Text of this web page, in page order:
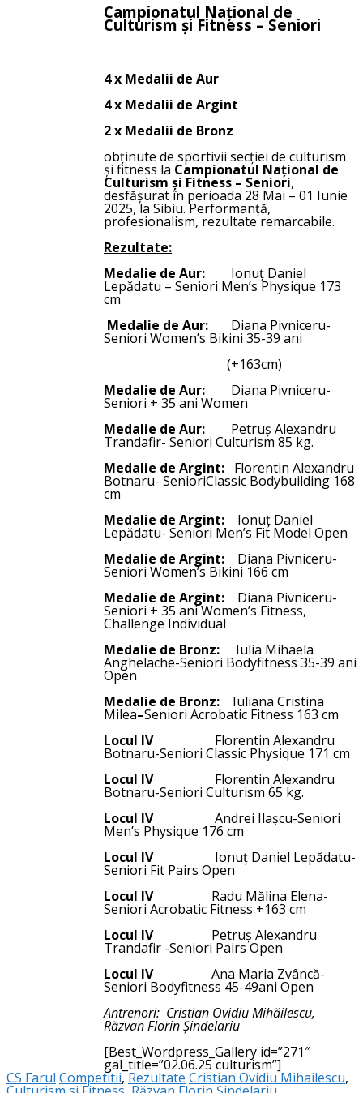
Campionatul Național de
Culturism și Fitness – Seniori
4 x Medalii de Aur
4 x Medalii de Argint
2 x Medalii de Bronz
obținute de sportivii secției de culturism
și fitness la Campionatul Național de
Culturism și Fitness – Seniori,
desfășurat în perioada 28 Mai – 01 Iunie
2025, la Sibiu. Performanță,
profesionalism, rezultate remarcabile.
Rezultate:
Medalie de Aur: Ionuț Daniel
Lepădatu – Seniori Men’s Physique 173
cm
Medalie de Aur: Diana Pivniceru-
Seniori Women’s Bikini 35-39 ani
(+163cm)
Medalie de Aur: Diana Pivniceru-
Seniori + 35 ani Women
Medalie de Aur: Petruș Alexandru
Trandafir- Seniori Culturism 85 kg.
Medalie de Argint: Florentin Alexandru
Botnaru- SenioriClassic Bodybuilding 168
cm
Medalie de Argint:
Ionuț Daniel
Lepădatu- Seniori Men’s Fit Model Open
Medalie de Argint: Diana Pivniceru-
Seniori Women’s Bikini 166 cm
Medalie de Argint: Diana Pivniceru-
Seniori + 35 ani Women’s Fitness,
Challenge Individual
Medalie de Bronz: Iulia Mihaela
Anghelache-Seniori Bodyfitness 35-39 ani
Open
Medalie de Bronz: Iuliana Cristina
Milea–Seniori Acrobatic Fitness 163 cm
Locul IV Florentin Alexandru
Botnaru-Seniori Classic Physique 171 cm
Locul IV Florentin Alexandru
Botnaru-Seniori Culturism 65 kg.
Locul IV Andrei Ilașcu-Seniori
Men’s Physique 176 cm
Locul IV Ionuț Daniel Lepădatu-
Seniori Fit Pairs Open
Locul IV Radu Mălina Elena-
Seniori Acrobatic Fitness +163 cm
Locul IV Petruș Alexandru
Trandafir -Seniori Pairs Open
Locul IV Ana Maria Zvâncă-
Seniori Bodyfitness 45-49ani Open
Antrenori: Cristian Ovidiu Mihăilescu,
Răzvan Florin Șindelariu
[Best_Wordpress_Gallery id=”271″
gal_title=”02.06.25 culturism”]
CS Farul Competitii,Rezultate Cristian Ovidiu Mihailescu,